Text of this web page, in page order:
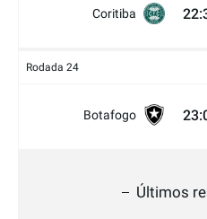
Coritiba
Rodada 24
Botafogo
Últimos